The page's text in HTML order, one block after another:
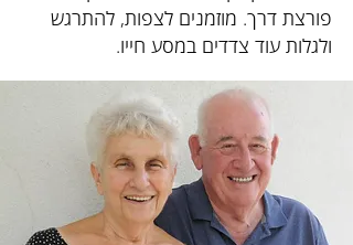
פורצת דרך. מוזמנים לצפות, להתרגש
ולגלות עוד צדדים במסע חייו.